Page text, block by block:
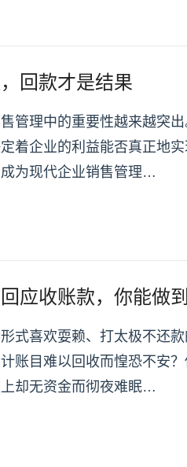
回款才是结果
管理中的重要性越来越突
着企业的利益能否真正地
为现代企业销售管理…
应收账款，你能做
式喜欢耍赖、打太极不还
账目难以回收而惶恐不安
却无资金而彻夜难眠…